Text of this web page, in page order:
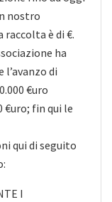
nostro
è di €.
ha
di
€uro
€uro; fin qui le
qui di seguito
I